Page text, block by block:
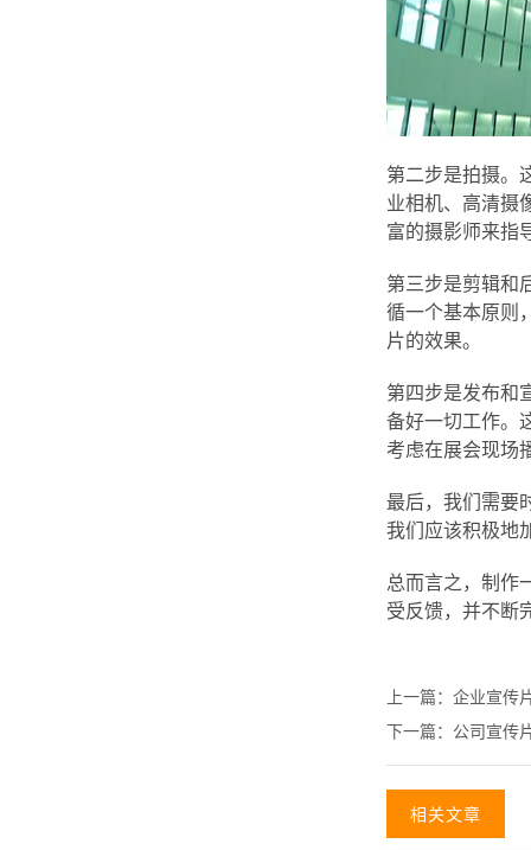
第二步是拍摄。
业相机、高清摄
富的摄影师来指
第三步是剪辑和
循一个基本原则
片的效果。
第四步是发布和
备好一切工作。
考虑在展会现场
最后，我们需要
我们应该积极地
总而言之，制作
受反馈，并不断
上一篇： 企业宣传
下一篇： 公司宣传
相关文章